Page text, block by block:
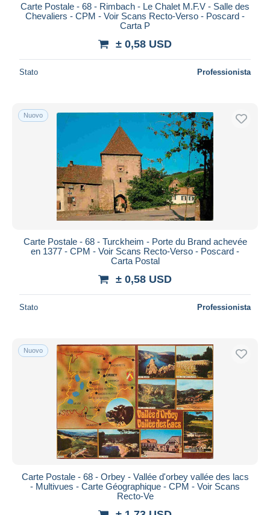
Carte Postale - 68 - Rimbach - Le Chalet M.F.V - Salle des
Chevaliers - CPM - Voir Scans Recto-Verso - Poscard -
Carta P
± 0,58 USD
Stato Professionista
Nuovo
Carte Postale - 68 - Turckheim - Porte du Brand achevée
en 1377 - CPM - Voir Scans Recto-Verso - Poscard -
Carta Postal
± 0,58 USD
Stato Professionista
Nuovo
Carte Postale - 68 - Orbey - Vallée d'orbey vallée des lacs
- Multivues - Carte Géographique - CPM - Voir Scans
Recto-Ve